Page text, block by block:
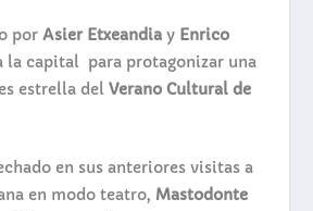
por Asier Etxeandiay Enrico
capital para protagonizar una
estrella del Verano Cultural de
en sus anteriores visitas a
en modo teatro, Mastodonte